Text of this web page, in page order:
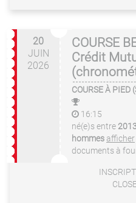
20
JUIN
2026
COURSE
Crédit
COURSE À PIED
16:15
né(e)s entre
hommesafficher
documents à